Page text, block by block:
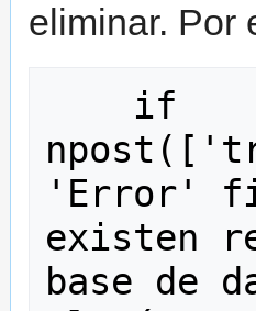
eliminar. Por
'Error'
existen
base de